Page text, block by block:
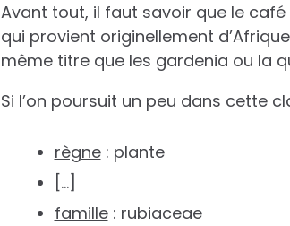
Avant tout, il faut savoir que le
qui provient originellement
même titre que les gardenia ou la
Si l’on poursuit un peu dans cette
règne: plante
[…]
famille: rubiaceae